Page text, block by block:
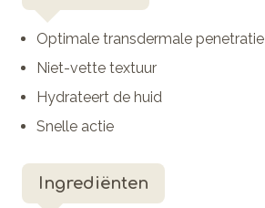
Optimale transdermale penetratie
Niet-vette textuur
Hydrateert de huid
Snelle actie
Ingrediënten